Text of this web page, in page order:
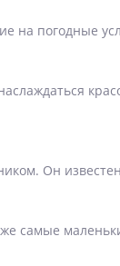
на погодные
Он
самые